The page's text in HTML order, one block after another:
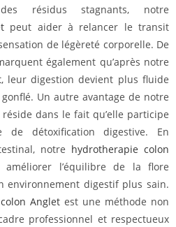
des résidus stagnants, notre
peut aider à relancer le transit
de légèreté corporelle. De
également qu’après notre
, leur digestion devient plus fluide
Un autre avantage de notre
réside dans le fait qu’elle participe
de détoxification digestive. En
notre hydrotherapie colon
l’équilibre de la flore
environnement digestif plus sain.
Anglet est une méthode non
professionnel et respectueux